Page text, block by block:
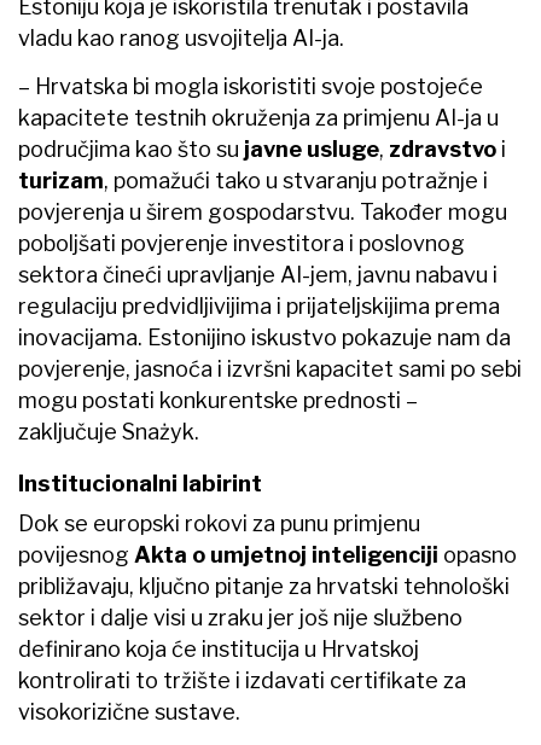
Estoniju koja je iskoristila trenutak i postavila
vladu kao ranog usvojitelja AI-ja.
– Hrvatska bi mogla iskoristiti svoje postojeće
kapacitete testnih okruženja za primjenu AI-ja u
područjima kao što su javne usluge, zdravstvo i
turizam, pomažući tako u stvaranju potražnje i
povjerenja u širem gospodarstvu. Također mogu
poboljšati povjerenje investitora i poslovnog
sektora čineći upravljanje AI-jem, javnu nabavu i
regulaciju predvidljivijima i prijateljskijima prema
inovacijama. Estonijino iskustvo pokazuje nam da
povjerenje, jasnoća i izvršni kapacitet sami po sebi
mogu postati konkurentske prednosti –
zaključuje Snażyk.
Institucionalni labirint
Dok se europski rokovi za punu primjenu
povijesnog Akta o umjetnoj inteligenciji opasno
približavaju, ključno pitanje za hrvatski tehnološki
sektor i dalje visi u zraku jer još nije službeno
definirano koja će institucija u Hrvatskoj
kontrolirati to tržište i izdavati certifikate za
visokorizične sustave.